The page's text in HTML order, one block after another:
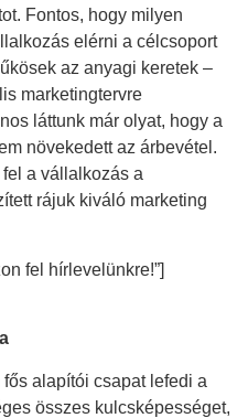
Fontos, hogy milyen
elérni a célcsoport
az anyagi keretek –
marketingtervre
láttunk már olyat, hogy a
növekedett az árbevétel.
a vállalkozás a
rájuk kiváló marketing
fel hírlevelünkre!”]
alapítói csapat lefedi a
összes kulcsképességet,